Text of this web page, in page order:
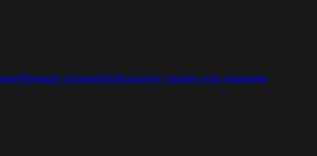
Renault occasionDécouvrez toutes nos marques